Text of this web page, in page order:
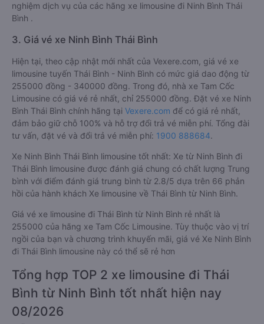
nghiệm dịch vụ của các hãng xe limousine đi Ninh Bình Thái
Bình .
3. Giá vé xe Ninh Bình Thái Bình
Hiện tại, theo cập nhật mới nhất của Vexere.com, giá vé xe
limousine tuyến Thái Bình - Ninh Bình có mức giá dao động từ
255000 đồng - 340000 đồng. Trong đó, nhà xe Tam Cốc
Limousine có giá vé rẻ nhất, chỉ 255000 đồng. Đặt vé xe Ninh
Bình Thái Bình chính hãng tại Vexere.com để có giá rẻ nhất,
đảm bảo giữ chỗ 100% và hỗ trợ đổi trả vé miễn phí. Tổng đài
tư vấn, đặt vé và đổi trả vé miễn phí: 1900 888684.
Xe Ninh Bình Thái Bình limousine tốt nhất: Xe từ Ninh Bình đi
Thái Bình limousine được đánh giá chung có chất lượng Trung
bình với điểm đánh giá trung bình từ 2.8/5 dựa trên 66 phản
hồi của hành khách Xe limousine về Thái Bình từ Ninh Bình.
Giá vé xe limousine đi Thái Bình từ Ninh Bình rẻ nhất là
255000 của hãng xe Tam Cốc Limousine. Tùy thuộc vào vị trí
ngồi của bạn và chương trình khuyến mãi, giá vé Xe Ninh Bình
đi Thái Bình limousine này có thể sẽ rẻ hơn
Tổng hợp TOP 2 xe limousine đi Thái
Bình từ Ninh Bình tốt nhất hiện nay
08/2026